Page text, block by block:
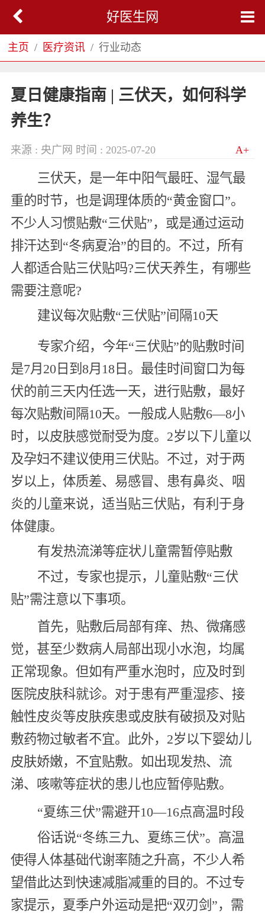
好医生网
主页 医疗资讯 行业动态
夏日健康指南 | 三伏天，如何科学
养生？
来源 : 央广网 时间 : 2025-07-20 A+
三伏天，是一年中阳气最旺、湿气最
重的时节，也是调理体质的“黄金窗口”。
不少人习惯贴敷“三伏贴”，或是通过运动
排汗达到“冬病夏治”的目的。不过，所有
人都适合贴三伏贴吗?三伏天养生，有哪些
需要注意呢?
建议每次贴敷“三伏贴”间隔10天
专家介绍，今年“三伏贴”的贴敷时间
是7月20日到8月18日。最佳时间窗口为每
伏的前三天内任选一天，进行贴敷，最好
每次贴敷间隔10天。一般成人贴敷6—8小
时，以皮肤感觉耐受为度。2岁以下儿童以
及孕妇不建议使用三伏贴。不过，对于两
岁以上，体质差、易感冒、患有鼻炎、咽
炎的儿童来说，适当贴三伏贴，有利于身
体健康。
有发热流涕等症状儿童需暂停贴敷
不过，专家也提示，儿童贴敷“三伏
贴”需注意以下事项。
首先，贴敷后局部有痒、热、微痛感
觉，甚至少数病人局部出现小水泡，均属
正常现象。但如有严重水泡时，应及时到
医院皮肤科就诊。对于患有严重湿疹、接
触性皮炎等皮肤疾患或皮肤有破损及对贴
敷药物过敏者不宜。此外，2岁以下婴幼儿
皮肤娇嫩，不宜贴敷。如出现发热、流
涕、咳嗽等症状的患儿也应暂停贴敷。
“夏练三伏”需避开10—16点高温时段
俗话说“冬练三九、夏练三伏”。高温
使得人体基础代谢率随之升高，不少人希
望借此达到快速减脂减重的目的。不过专
家提示，夏季户外运动是把“双刃剑”，需